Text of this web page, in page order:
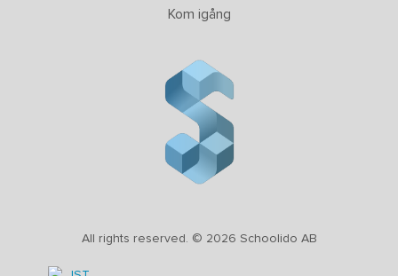
Kom igång
All rights reserved. © 2026 Schoolido AB